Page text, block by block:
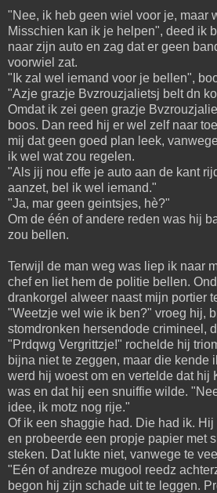
"Nee, ik heb geen wiel voor je, maar
Misschien kan ik je helpen", deed ik
naar zijn auto en zag dat er geen
voorwiel zat.
"Ik zal wel iemand voor je bellen",
"Azje grazje Bvzrouzjalietsj belt dn
Omdat ik zei geen grazje
boos. Dan reed hij er wel zelf naar
mij dat geen goed plan leek,
ik wel wat zou regelen.
"Als jij nou effe je auto aan de kant
aanzet, bel ik wel iemand."
"Ja, mar geen geintsjes, hè?"
Om de één of andere reden was hij
zou bellen.
Terwijl de man weg was liep ik naar
chef en liet hem de politie bellen.
drankorgel alweer naast mijn portier
"Weetzje wel wie ik ben?" vroeg hij,
stomdronken hersendode crimineel,
"Prdqwg Vergrittzje!" rochelde hij
bijna niet te zeggen, maar die kende
werd hij woest om en vertelde dat hij
was en dat hij een snuiffie wilde.
idee, ik motz nog rije."
Of ik een shaggie had. Die had ik.
en probeerde een propje papier met
steken. Dat lukte niet, vanwege te
"Eén of andreze mugool reedz
begon hij zijn schade uit te leggen.